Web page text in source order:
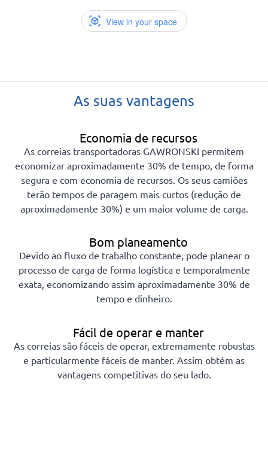
As suas vantagens
Economia de recursos
As correias transportadoras GAWRONSKI permitem
economizar aproximadamente 30% de tempo, de forma
segura e com economia de recursos. Os seus camiões
terão tempos de paragem mais curtos (redução de
aproximadamente 30%) e um maior volume de carga.
Bom planeamento
Devido ao fluxo de trabalho constante, pode planear o
processo de carga de forma logística e temporalmente
exata, economizando assim aproximadamente 30% de
tempo e dinheiro.
Fácil de operar e manter
As correias são fáceis de operar, extremamente robustas
e particularmente fáceis de manter. Assim obtém as
vantagens competitivas do seu lado.